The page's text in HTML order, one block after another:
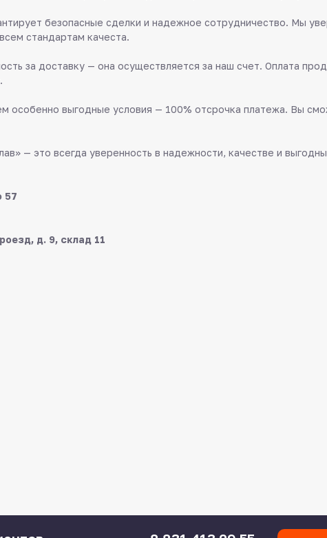
безопасные сделки и надежное сотрудничество. Мы
стандартам качеста.
за доставку — она осуществляется за наш счет. Оплата
особенно выгодные условия — 100% отсрочка платежа. Вы
— это всегда уверенность в надежности, качестве и
57
д. 9, склад 11